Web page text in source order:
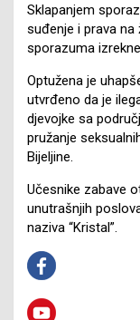
Sklapanjem
suđenje i prava na
sporazuma
Optužena je
utvrđeno da je
djevojke sa
pružanje
Bijeljine.
Učesnike zabave
unutrašnjih
naziva “Kristal”.